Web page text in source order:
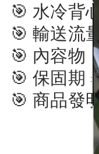
🎯 水冷背
🎯 輸送流
🎯 內容物
🎯 保固期
🎯 商品發